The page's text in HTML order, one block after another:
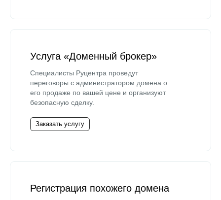
Услуга «Доменный брокер»
Специалисты Руцентра проведут
переговоры с администратором домена о
его продаже по вашей цене и организуют
безопасную сделку.
Заказать услугу
Регистрация похожего домена